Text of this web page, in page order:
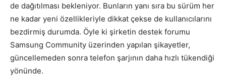
de dağıtılması bekleniyor. Bunların yanı sıra bu sürüm her
ne kadar yeni özellikleriyle dikkat çekse de kullanıcılarını
bezdirmiş durumda. Öyle ki şirketin destek forumu
Samsung Community üzerinden yapılan şikayetler,
güncellemeden sonra telefon şarjının daha hızlı tükendiği
yönünde.